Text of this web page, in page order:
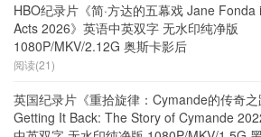
HBO纪录片《简·方达的五幕戏 Jane Fonda
Acts 2026》英语中英双字 无水印纯净版
1080P/MKV/2.12G 奥斯卡影后
阅读(21)
英国纪录片《重拾旋律：Cymande的传奇之
Getting It Back: The Story of Cymande